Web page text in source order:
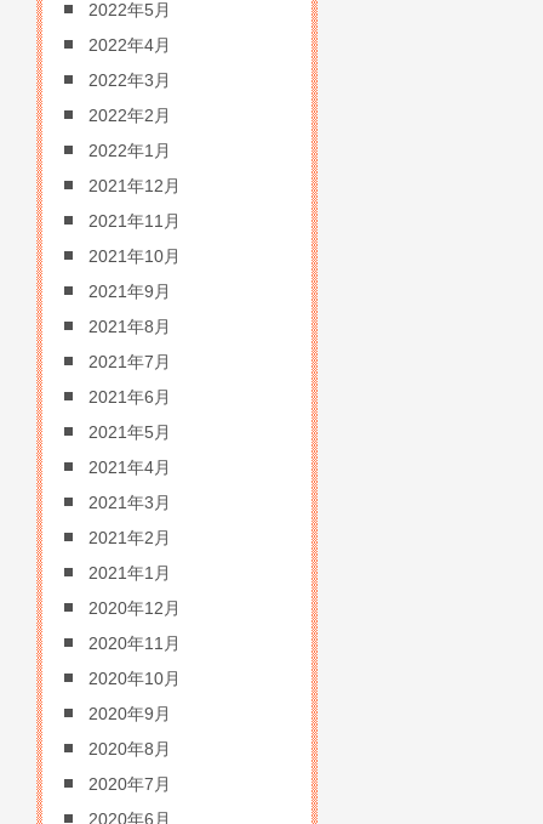
2022年5月
2022年4月
2022年3月
2022年2月
2022年1月
2021年12月
2021年11月
2021年10月
2021年9月
2021年8月
2021年7月
2021年6月
2021年5月
2021年4月
2021年3月
2021年2月
2021年1月
2020年12月
2020年11月
2020年10月
2020年9月
2020年8月
2020年7月
2020年6月